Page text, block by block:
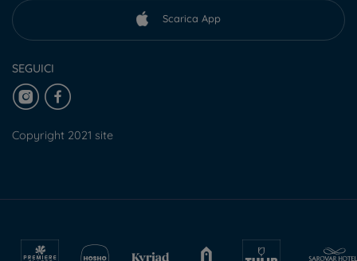
Scarica App
SEGUICI
Copyright 2021 site